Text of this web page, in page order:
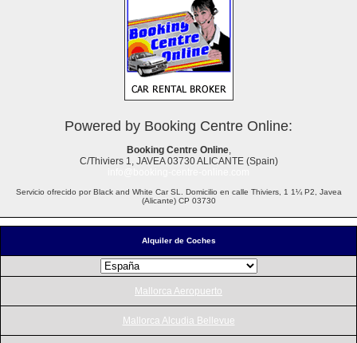
Alquiler de Coches
Mallorca Aeropuerto
Mallorca Alcudia Bellevue
Powered by Booking Centre Online:
Booking Centre Online,
C/Thiviers 1, JAVEA 03730 ALICANTE (Spain)
Servicio ofrecido por Black and White Car SL. Domicilio en calle Thiviers, 1 1¼ P2, Javea
(Alicante) CP 03730